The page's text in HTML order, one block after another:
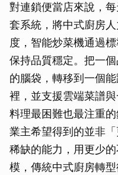
對連鎖便當店來說，
套系統，將中式廚房
度，智能炒菜機通過
保持品質穩定。把一
的腦袋，轉移到一個
裡，並支援雲端菜譜
料理最困難也最注重
業主希望得到的並非
稀缺的能力，用更少
模，傳統中式廚房轉